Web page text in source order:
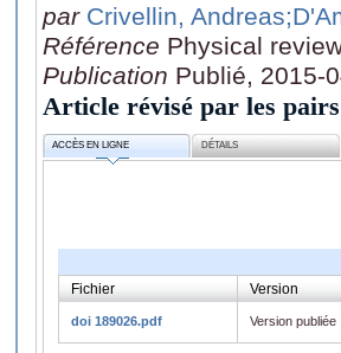
par Crivellin, Andreas
Référence Physical
Publication Publié, 2015-
Article révisé par les pairs
ACCÈS EN LIGNE DÉTAILS
Fichier Version
doi 189026.pdf Version publiée